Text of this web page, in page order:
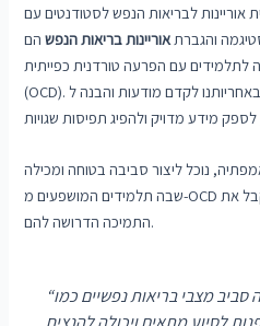
והגברתאוריינות בריאות הנפשהם
לתלמידים עם הפרעה טורדנית כפייתית
(OCD). כמחנכים, באחריותנו לקדם מודעות והבנה ל-OCD בתוך קהילת בית
נוכל ליצור סביבה בטוחה ומכילה
שבה תלמידים המושפעים מ-OCD מרגישים מוסמכים לבקש עזרה ולקבל את
התמיכה הדרושה להם.
“הסטיגמה סביב מצבי בריאות נפשיים כמו OCD מונעת